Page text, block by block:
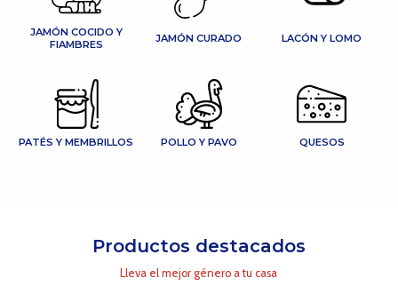
JAMÓN COCIDO Y
FIAMBRES
JAMÓN CURADO LACÓN Y LOMO
PATÉS Y MEMBRILLOS POLLO Y PAVO QUESOS
Productos destacados
Lleva el mejor género a tu casa